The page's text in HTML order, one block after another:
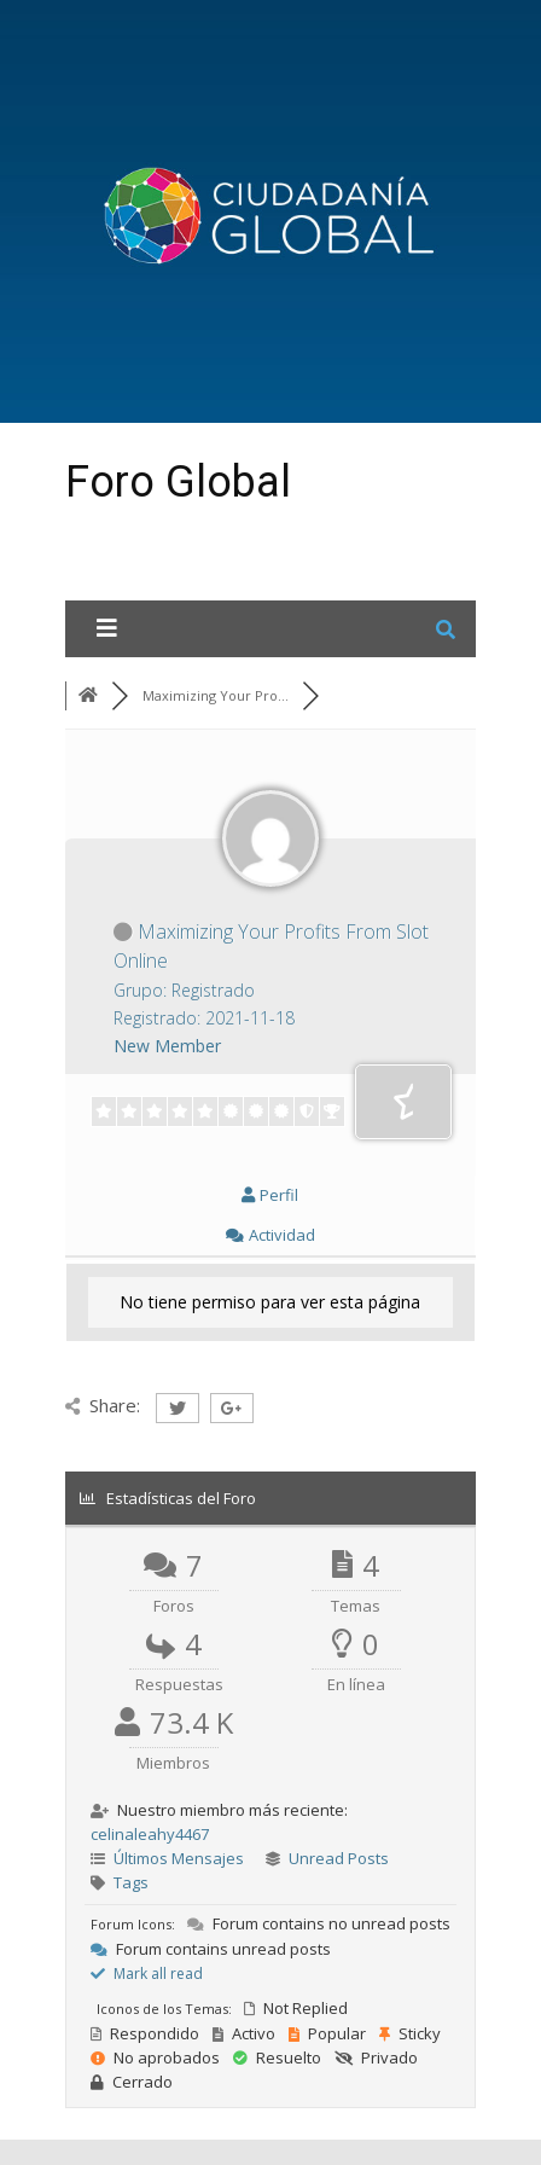
Foro Global
Maximizing Your Pro...
Maximizing Your Profits From Slot
Online
Grupo: Registrado
Registrado: 2021-11-18
New Member
Perfil
Actividad
No tiene permiso para ver esta página
Share:
Estadísticas del Foro
7
Foros
4
Temas
4
Respuestas
0
En línea
73.4 K
Miembros
Nuestro miembro más reciente:
celinaleahy4467
Últimos Mensajes
Unread Posts
Tags
Forum Icons:
Forum contains no unread posts
Forum contains unread posts
Mark all read
Iconos de los Temas:
Not Replied
Respondido
Activo Popular
Sticky
No aprobados
Resuelto
Privado
Cerrado